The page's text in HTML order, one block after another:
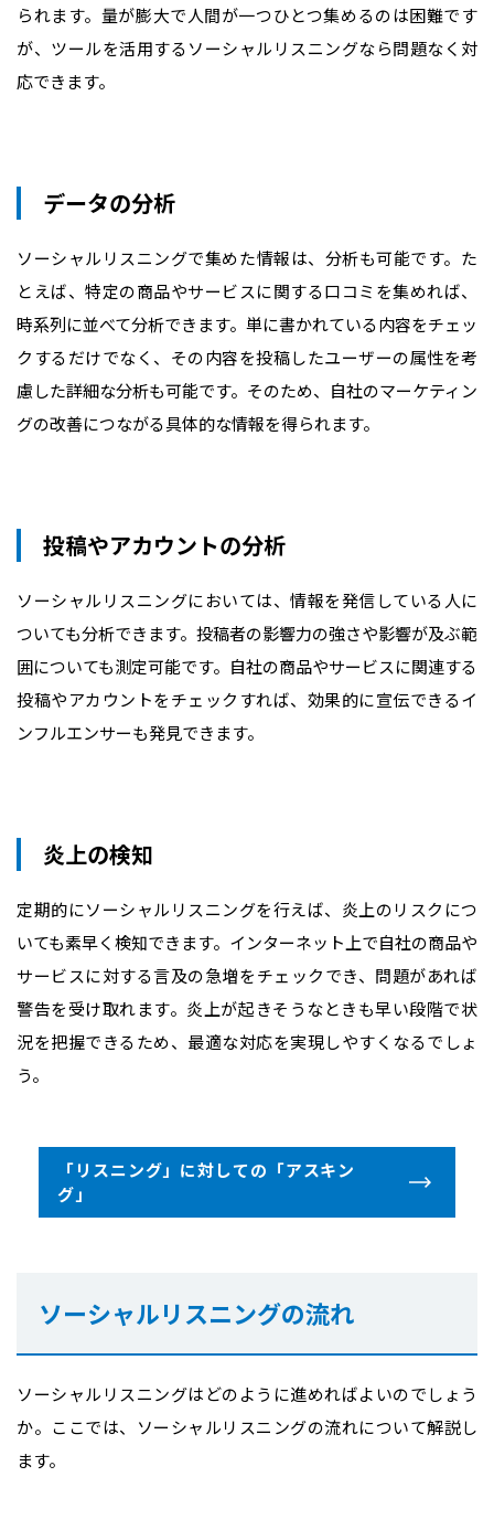
られます。量が膨大で人間が一つひとつ集めるのは困難です
が、ツールを活用するソーシャルリスニングなら問題なく対
応できます。
データの分析
ソーシャルリスニングで集めた情報は、分析も可能です。た
とえば、特定の商品やサービスに関する口コミを集めれば、
時系列に並べて分析できます。単に書かれている内容をチェッ
クするだけでなく、その内容を投稿したユーザーの属性を考
慮した詳細な分析も可能です。そのため、自社のマーケティン
グの改善につながる具体的な情報を得られます。
投稿やアカウントの分析
ソーシャルリスニングにおいては、情報を発信している人に
ついても分析できます。投稿者の影響力の強さや影響が及ぶ範
囲についても測定可能です。自社の商品やサービスに関連する
投稿やアカウントをチェックすれば、効果的に宣伝できるイ
ンフルエンサーも発見できます。
炎上の検知
定期的にソーシャルリスニングを行えば、炎上のリスクにつ
いても素早く検知できます。インターネット上で自社の商品や
サービスに対する言及の急増をチェックでき、問題があれば
警告を受け取れます。炎上が起きそうなときも早い段階で状
況を把握できるため、最適な対応を実現しやすくなるでしょ
う。
「リスニング」に対しての「アスキン
グ」
ソーシャルリスニングの流れ
ソーシャルリスニングはどのように進めればよいのでしょう
か。ここでは、ソーシャルリスニングの流れについて解説し
ます。